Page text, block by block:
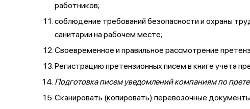
работников;
соблюдение требований безопасности и охраны
санитарии на рабочем месте;
Своевременное и правильное рассмотрение
Регистрацию претензионных писем в книге учета
Подготовка писем уведомлений компаниям по
Сканировать (копировать) перевозочные